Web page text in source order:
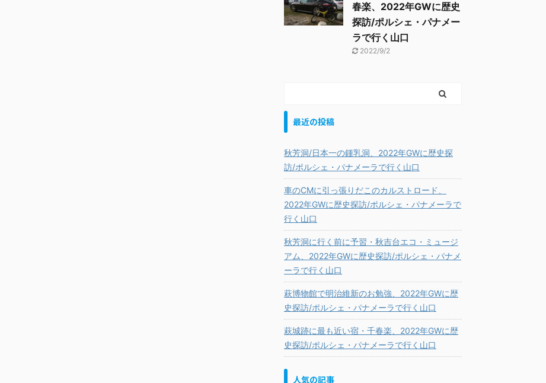
春楽、2022年GWに歴史
探訪/ポルシェ・パナメー
ラで行く山口
2022/9/2
最近の投稿
秋芳洞/日本一の鍾乳洞、2022年GWに歴史探
訪/ポルシェ・パナメーラで行く山口
車のCMに引っ張りだこのカルストロード、
2022年GWに歴史探訪/ポルシェ・パナメーラで
行く山口
秋芳洞に行く前に予習・秋吉台エコ・ミュージ
アム、2022年GWに歴史探訪/ポルシェ・パナメ
ーラで行く山口
萩博物館で明治維新のお勉強、2022年GWに歴
史探訪/ポルシェ・パナメーラで行く山口
萩城跡に最も近い宿・千春楽、2022年GWに歴
史探訪/ポルシェ・パナメーラで行く山口
人気の記事